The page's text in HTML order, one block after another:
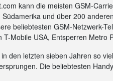
kann die meisten GSM-
Südamerika und über 200
beliebtesten GSM-Netzwerk-
T-Mobile USA, Entsperren Metro
den letzten sieben Jahren so
Die beliebtesten